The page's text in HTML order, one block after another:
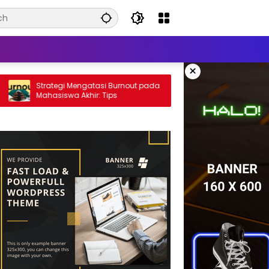
×
Strategi Mengatasi Burnout pada
Mahasiswa Akhir: Tips
Manfaat Metode
(Active Learning):